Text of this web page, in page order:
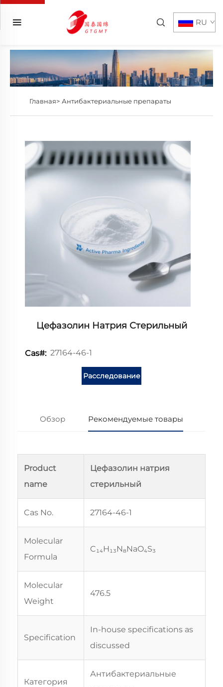
RU
Главная> Антибактериальные препараты
Цефазолин Натрия Стерильный
Cas#: 27164-46-1
Расследование
Обзор Рекомендуемые товары
Product
name
Цефазолин натрия
стерильный
Cas No. 27164-46-1
Molecular
Formula
C₁₄H₁₃N₈NaO₄S₃
Molecular
Weight
476.5
Specification
In-house specifications as
discussed
Категория
Антибактериальные